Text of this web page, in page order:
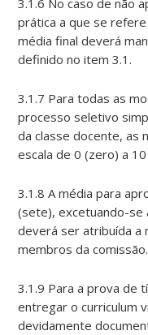
prática a que se
média final deverá
definido no item 3.1.
3.1.7 Para todas as
processo seletivo
da classe docente, as
escala de 0 (zero) a
3.1.8 A média para
(sete), excetuando-se
deverá ser atribuída a
membros da comissão.
3.1.9 Para a prova de
entregar o curriculum
devidamente